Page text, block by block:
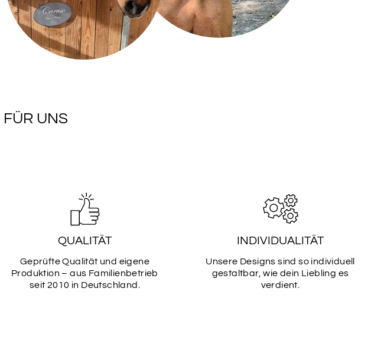
11
12
SCHRIFTART
SCHRIFTART
SCHRIFTART
UNS
QUALITÄT
Geprüfte Qualität und eigene
Produktion – aus Familienbetrieb
seit 2010 in Deutschland.
INDIVIDUALITÄT
Unsere Designs sind so individuell
gestaltbar, wie dein Liebling es
verdient.